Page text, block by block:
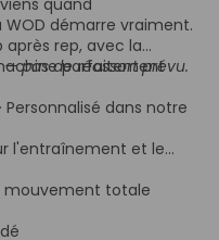
quand
démarre vraiment.
après rep, avec la
parfaitement
pas de réassort prévu.
· Personnalisé dans notre
l'entraînement et le
mouvement totale